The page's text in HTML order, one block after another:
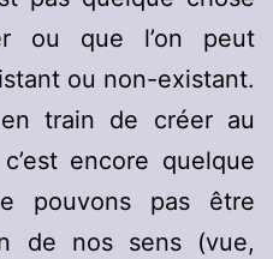
ou que l’on peut
ou non-existant.
train de créer au
encore quelque
pouvons pas être
de nos sens (vue,